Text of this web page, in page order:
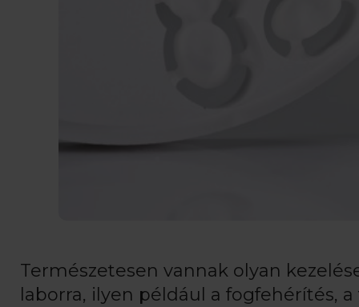
Természetesen vannak olyan
laborra, ilyen például a fogfehérítés,